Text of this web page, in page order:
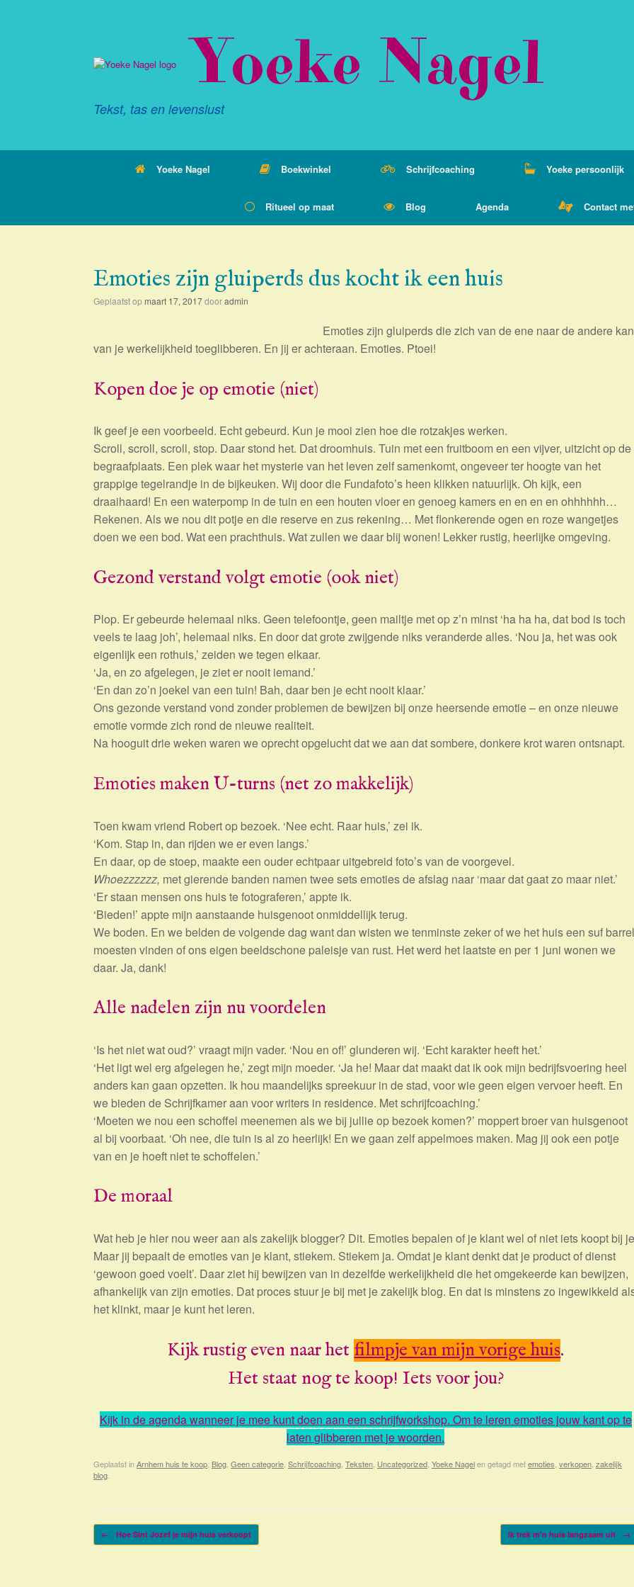
Yoeke Nagel
Tekst, tas en levenslust
Yoeke Nagel Boekwinkel Schrijfcoaching Yoeke persoonlijk
Ritueel op maat Blog Agenda Contact
Emoties zijn gluiperds dus kocht ik een huis
Geplaatst opmaart 17, 2017dooradmin
Emoties zijn gluiperds die zich van de ene naar de andere
van je werkelijkheid toeglibberen. En jij er achteraan. Emoties. Ptoei!
Kopen doe je op emotie (niet)
Ik geef je een voorbeeld. Echt gebeurd. Kun je mooi zien hoe die rotzakjes werken.
Scroll, scroll, scroll, stop. Daar stond het. Dat droomhuis. Tuin met een fruitboom en een vijver, uitzicht op de
begraafplaats. Een plek waar het mysterie van het leven zelf samenkomt, ongeveer ter hoogte van het
grappige tegelrandje in de bijkeuken. Wij door die Fundafoto’s heen klikken natuurlijk. Oh kijk, een
draaihaard! En een waterpomp in de tuin en een houten vloer en genoeg kamers en en en en ohhhhhh…
Rekenen. Als we nou dit potje en die reserve en zus rekening… Met flonkerende ogen en roze wangetjes
doen we een bod. Wat een prachthuis. Wat zullen we daar blij wonen! Lekker rustig, heerlijke omgeving.
Gezond verstand volgt emotie (ook niet)
Plop. Er gebeurde helemaal niks. Geen telefoontje, geen mailtje met op z’n minst ‘ha ha ha, dat bod is toch
veels te laag joh’, helemaal niks. En door dat grote zwijgende niks veranderde alles. ‘Nou ja, het was ook
eigenlijk een rothuis,’ zeiden we tegen elkaar.
‘Ja, en zo afgelegen, je ziet er nooit iemand.’
‘En dan zo’n joekel van een tuin! Bah, daar ben je echt nooit klaar.’
Ons gezonde verstand vond zonder problemen de bewijzen bij onze heersende emotie – en onze nieuwe
emotie vormde zich rond de nieuwe realiteit.
Na hooguit drie weken waren we oprecht opgelucht dat we aan dat sombere, donkere krot waren ontsnapt.
Emoties maken U-turns (net zo makkelijk)
Toen kwam vriend Robert op bezoek. ‘Nee echt. Raar huis,’ zei ik.
‘Kom. Stap in, dan rijden we er even langs.’
En daar, op de stoep, maakte een ouder echtpaar uitgebreid foto’s van de voorgevel.
Whoezzzzzz, met gierende banden namen twee sets emoties de afslag naar ‘maar dat gaat zo maar niet.’
‘Er staan mensen ons huis te fotograferen,’ appte ik.
‘Bieden!’ appte mijn aanstaande huisgenoot onmiddellijk terug.
We boden. En we belden de volgende dag want dan wisten we tenminste zeker of we het huis een suf barrel
moesten vinden of ons eigen beeldschone paleisje van rust. Het werd het laatste en per 1 juni wonen we
daar. Ja, dank!
Alle nadelen zijn nu voordelen
‘Is het niet wat oud?’ vraagt mijn vader. ‘Nou en of!’ glunderen wij. ‘Echt karakter heeft het.’
‘Het ligt wel erg afgelegen he,’ zegt mijn moeder. ‘Ja he! Maar dat maakt dat ik ook mijn bedrijfsvoering heel
anders kan gaan opzetten. Ik hou maandelijks spreekuur in de stad, voor wie geen eigen vervoer heeft. En
we bieden de Schrijfkamer aan voor writers in residence. Met schrijfcoaching.’
‘Moeten we nou een schoffel meenemen als we bij jullie op bezoek komen?’ moppert broer van huisgenoot
al bij voorbaat. ‘Oh nee, die tuin is al zo heerlijk! En we gaan zelf appelmoes maken. Mag jij ook een potje
van en je hoeft niet te schoffelen.’
De moraal
Wat heb je hier nou weer aan als zakelijk blogger? Dit. Emoties bepalen of je klant wel of niet iets koopt bij
Maar jij bepaalt de emoties van je klant, stiekem. Stiekem ja. Omdat je klant denkt dat je product of dienst
‘gewoon goed voelt’. Daar ziet hij bewijzen van in dezelfde werkelijkheid die het omgekeerde kan bewijzen,
afhankelijk van zijn emoties. Dat proces stuur je bij met je zakelijk blog. En dat is minstens zo ingewikkeld
het klinkt, maar je kunt het leren.
Kijk rustig even naar het filmpje van mijn vorige huis.
Het staat nog te koop! Iets voor jou?
Kijk in de agenda wanneer je mee kunt doen aan een schrijfworkshop. Om te leren emoties jouw kant op te
laten glibberen met je woorden.
Geplaatst inArnhem huis te koop Blog Geen categorie Schrijfcoaching Teksten Uncategorized Yoeke Nagelen getagd metemoties verkopen zakelijk
blog
Bericht navigatie
← Hoe Sint Jozef je mijn huis verkoopt Ik trek m'n huis langzaam uit →